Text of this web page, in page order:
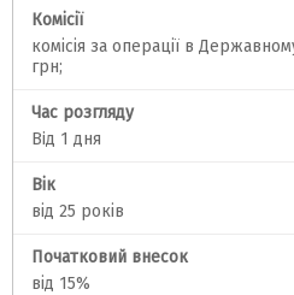
Комісії
комісія за операції в
грн;
Час розгляду
Вiд 1 дня
Вік
від 25 років
Початковий внесок
від 15%